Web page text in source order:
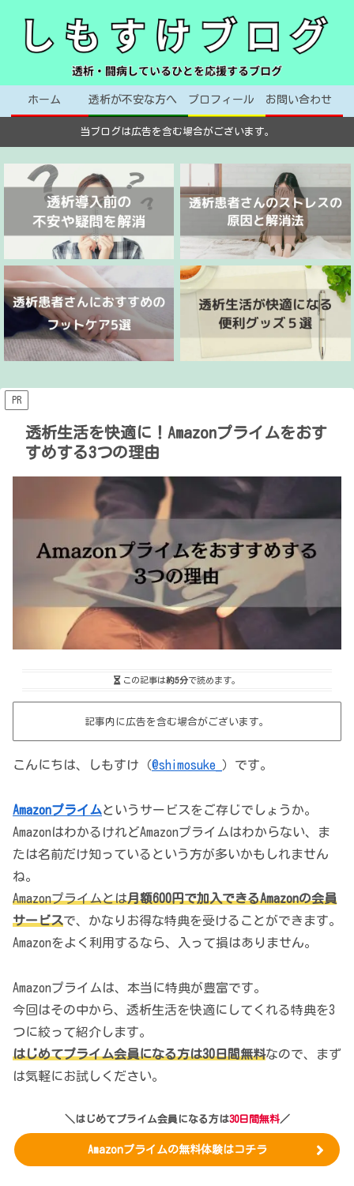
ホーム 透析が不安な方へ プロフィール お問い合わせ
当ブログは広告を含む場合がございます。
PR
透析生活を快適に！Amazonプライムをおす
すめする3つの理由
この記事は約5分で読めます。
記事内に広告を含む場合がございます。
こんにちは、しもすけ（@shimosuke_ ）です。
Amazonプライムというサービスをご存じでしょうか。
AmazonはわかるけれどAmazonプライムはわからない、ま
たは名前だけ知っているという方が多いかもしれません
ね。
Amazonプライムとは月額600円で加入できるAmazonの会員
サービスで、かなりお得な特典を受けることができます。
Amazonをよく利用するなら、入って損はありません。
Amazonプライムは、本当に特典が豊富です。
今回はその中から、透析生活を快適にしてくれる特典を3
つに絞って紹介します。
はじめてプライム会員になる方は30日間無料なので、まず
は気軽にお試しください。
＼はじめてプライム会員になる方は30日間無料／
Amazonプライムの無料体験はコチラ